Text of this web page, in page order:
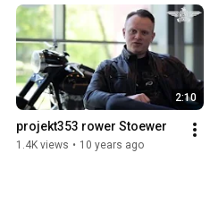
2:10
projekt353 rower Stoewer
1.4K views • 10 years ago